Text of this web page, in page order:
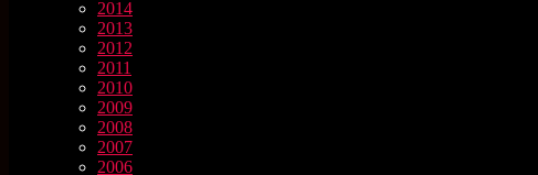
2014
2013
2012
2011
2010
2009
2008
2007
2006